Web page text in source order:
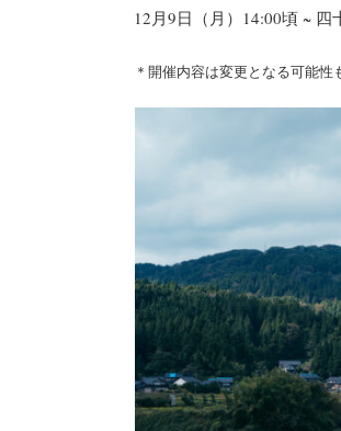
12月9日（月）14:00頃 ~
＊開催内容は変更となる可能